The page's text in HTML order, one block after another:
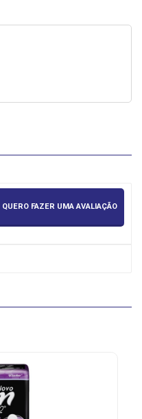
QUERO FAZER UMA AVALIAÇÃO